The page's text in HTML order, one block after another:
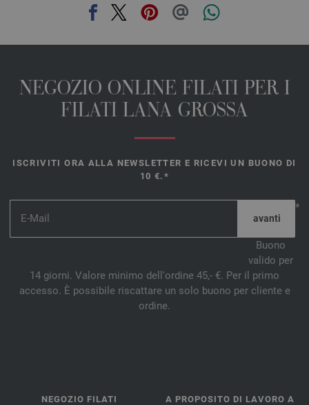
NEGOZIO ONLINE FILATI PER I
FILATI LANA GROSSA
ISCRIVITI ORA ALLA NEWSLETTER E RICEVI UN BUONO DI
10 €.*
*
Buono
valido per
14 giorni. Valore minimo dell'ordine 45,- €. Per il primo
accesso. È possibile riscattare un solo buono per cliente e
ordine.
NEGOZIO FILATI
A PROPOSITO DI LAVORO A